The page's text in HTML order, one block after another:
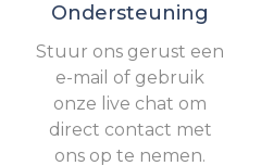
Ondersteuning
Stuur ons gerust een
e-mail of gebruik
onze live chat om
direct contact met
ons op te nemen.